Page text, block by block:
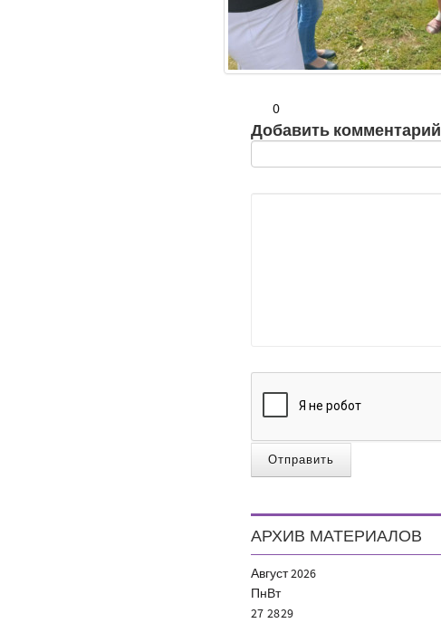
0
Добавить комментарий
Отправить
АРХИВ МАТЕРИАЛОВ
Август2026
ПнВт
27 2829